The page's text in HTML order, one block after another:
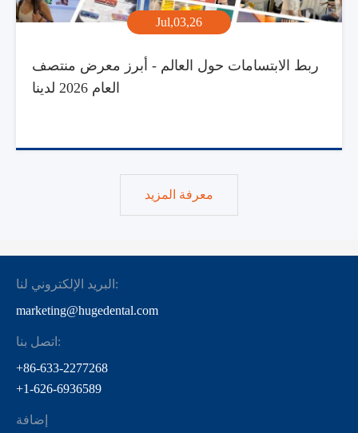
Jul,03,26
ربط الابتسامات حول العالم - أبرز معرض منتصف
العام 2026 لدينا
معرفة المزيد
البريد الإلكتروني لنا:
marketing@hugedental.com
اتصل بنا:
+86-633-2277268
+1-626-6936589
إضافة